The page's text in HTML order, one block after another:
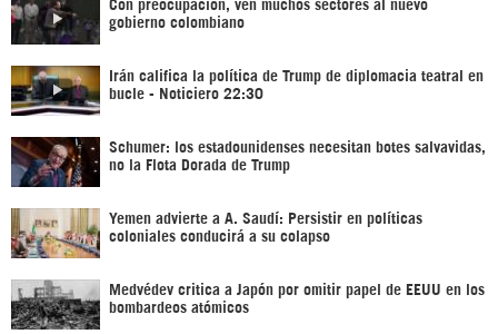
Con preocupación, ven muchos sectores al nuevo
gobierno colombiano
Irán califica la política de Trump de diplomacia teatral en
bucle - Noticiero 22:30
Schumer: los estadounidenses necesitan botes salvavidas,
no la Flota Dorada de Trump
Yemen advierte a A. Saudí: Persistir en políticas
coloniales conducirá a su colapso
Medvédev critica a Japón por omitir papel de EEUU en los
bombardeos atómicos